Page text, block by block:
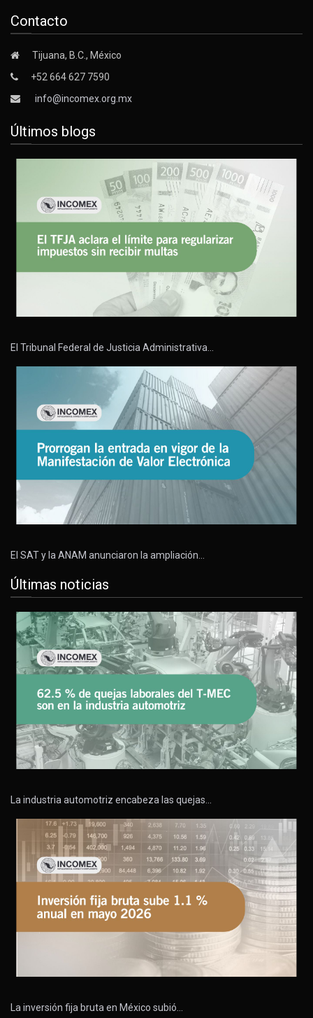
Contacto
Tijuana, B.C., México
+52 664 627 7590
info@incomex.org.mx
Últimos blogs
El Tribunal Federal de Justicia Administrativa…
El SAT y la ANAM anunciaron la ampliación…
Últimas noticias
La industria automotriz encabeza las quejas…
La inversión fija bruta en México subió…